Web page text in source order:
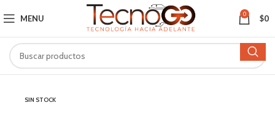
MENU 0 $0
SIN STOCK